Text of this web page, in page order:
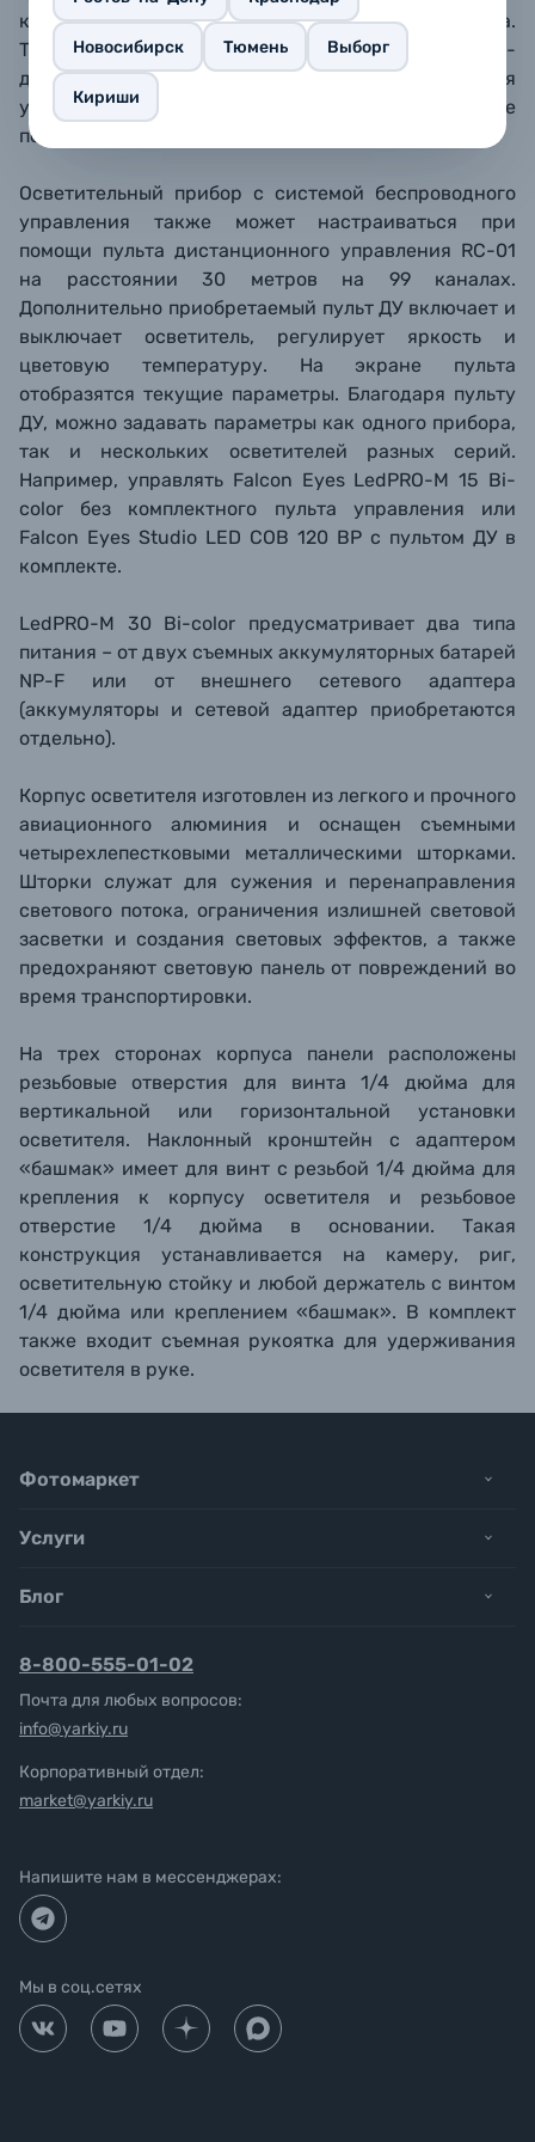
Новосибирск Тюмень Выборг
Кириши
кнопками увеличения и уменьшения параметра.
Текущие параметры отображаются на ярком ЖК-
дисплее и сохраняются даже после выключения
устройства. Пользователь легко вернется к работе
после перерыва без перенастройки света.
Осветительный прибор с системой беспроводного
управления также может настраиваться при
помощи пульта дистанционного управления RC-01
на расстоянии 30 метров на 99 каналах.
Дополнительно приобретаемый пульт ДУ включает и
выключает осветитель, регулирует яркость и
цветовую температуру. На экране пульта
отобразятся текущие параметры. Благодаря пульту
ДУ, можно задавать параметры как одного прибора,
так и нескольких осветителей разных серий.
Например, управлять Falcon Eyes LedPRO-M 15 Bi-
color без комплектного пульта управления или
Falcon Eyes Studio LED COB 120 BP с пультом ДУ в
комплекте.
LedPRO-M 30 Bi-color предусматривает два типа
питания – от двух съемных аккумуляторных батарей
NP-F или от внешнего сетевого адаптера
(аккумуляторы и сетевой адаптер приобретаются
отдельно).
Корпус осветителя изготовлен из легкого и прочного
авиационного алюминия и оснащен съемными
четырехлепестковыми металлическими шторками.
Шторки служат для сужения и перенаправления
светового потока, ограничения излишней световой
засветки и создания световых эффектов, а также
предохраняют световую панель от повреждений во
время транспортировки.
На трех сторонах корпуса панели расположены
резьбовые отверстия для винта 1/4 дюйма для
вертикальной или горизонтальной установки
осветителя. Наклонный кронштейн с адаптером
«башмак» имеет для винт с резьбой 1/4 дюйма для
крепления к корпусу осветителя и резьбовое
отверстие 1/4 дюйма в основании. Такая
конструкция устанавливается на камеру, риг,
осветительную стойку и любой держатель с винтом
1/4 дюйма или креплением «башмак». В комплект
также входит съемная рукоятка для удерживания
осветителя в руке.
Фотомаркет
Услуги
Блог
8-800-555-01-02
Почта для любых вопросов:
info@yarkiy.ru
Корпоративный отдел:
market@yarkiy.ru
Напишите нам в мессенджерах:
Мы в соц.сетях